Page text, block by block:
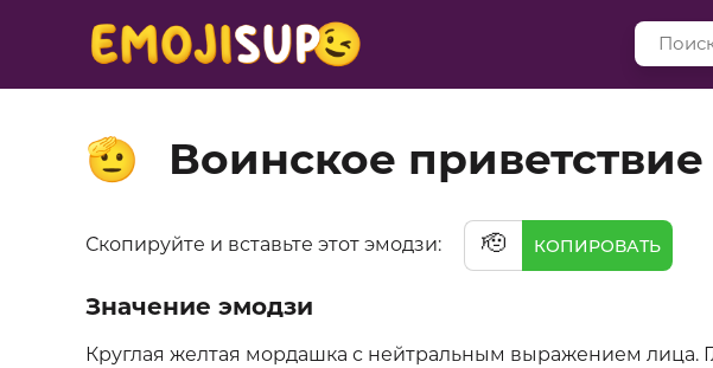
🫡 Воинское приветствие
Скопируйте и вставьте этот эмодзи: 🫡 КОПИРОВАТЬ
Значение эмодзи
Круглая желтая мордашка с нейтральным выражением лица.